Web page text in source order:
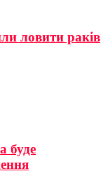
ловити раків
буде